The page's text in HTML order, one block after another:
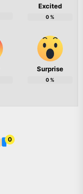
Excited
0%
Surprise
0%
0